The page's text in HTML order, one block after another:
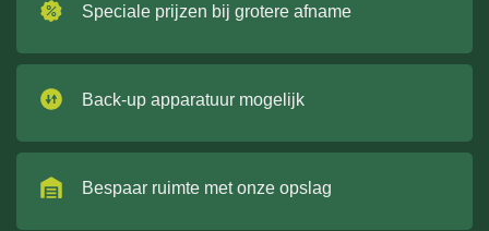
Speciale prijzen bij grotere afname
Back-up apparatuur mogelijk
Bespaar ruimte met onze opslag